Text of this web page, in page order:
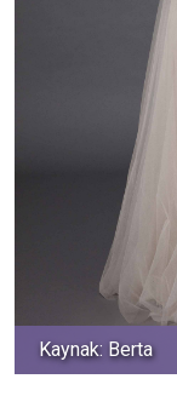
Kaynak: Berta